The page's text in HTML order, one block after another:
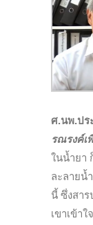
ศ.นพ.ปร
รณรงค์เ
ในน้ำยา
ละลายน้
นี้ ซึ่งสา
เขาเข้า